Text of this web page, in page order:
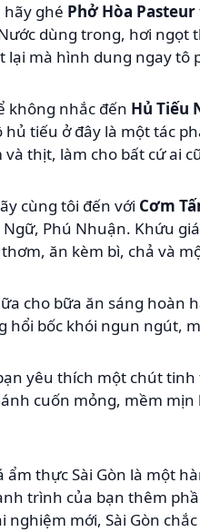
hãy ghé Phở Hòa Pasteur
dùng trong, hơi ngọt
lại mà hình dung ngay tô
không nhắc đến Hủ Tiếu
hủ tiếu ở đây là một tác
và thịt, làm cho bất cứ ai
cùng tôi đến với Cơm
Phú Nhuận. Khứu
ăn kèm bì, chả và
cho bữa ăn sáng hoàn
hổi bốc khói ngun ngút,
yêu thích một chút
cuốn mỏng, mềm
ẩm thực Sài Gòn là một
trình của bạn thêm
nghiệm mới, Sài Gòn